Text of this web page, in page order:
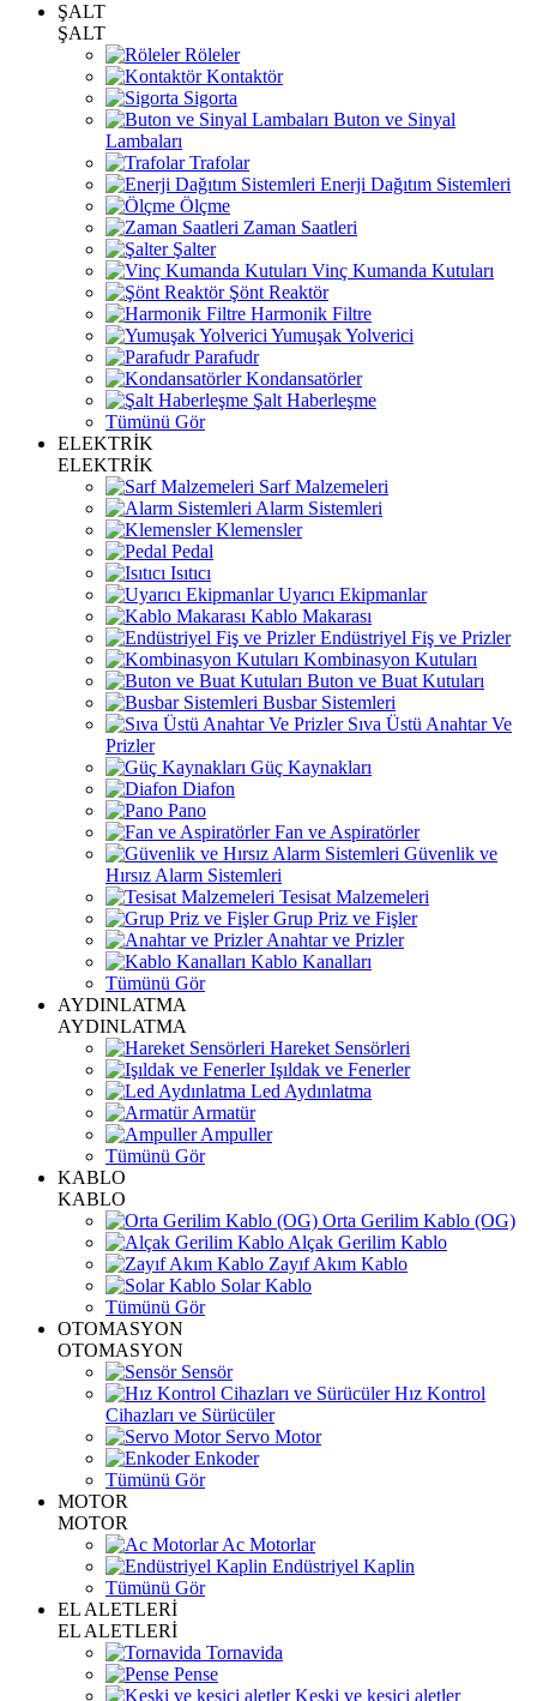
ŞALT
ŞALT
Röleler
Kontaktör
Sigorta
Buton ve Sinyal
Lambaları
Trafolar
Enerji Dağıtım Sistemleri
Ölçme
Zaman Saatleri
Şalter
Vinç Kumanda Kutuları
Şönt Reaktör
Harmonik Filtre
Yumuşak Yolverici
Parafudr
Kondansatörler
Şalt Haberleşme
Tümünü Gör
ELEKTRİK
ELEKTRİK
Sarf Malzemeleri
Alarm Sistemleri
Klemensler
Pedal
Isıtıcı
Uyarıcı Ekipmanlar
Kablo Makarası
Endüstriyel Fiş ve Prizler
Kombinasyon Kutuları
Buton ve Buat Kutuları
Busbar Sistemleri
Sıva Üstü Anahtar Ve
Prizler
Güç Kaynakları
Diafon
Pano
Fan ve Aspiratörler
Güvenlik ve
Hırsız Alarm Sistemleri
Tesisat Malzemeleri
Grup Priz ve Fişler
Anahtar ve Prizler
Kablo Kanalları
Tümünü Gör
AYDINLATMA
AYDINLATMA
Hareket Sensörleri
Işıldak ve Fenerler
Led Aydınlatma
Armatür
Ampuller
Tümünü Gör
KABLO
KABLO
Orta Gerilim Kablo (OG)
Alçak Gerilim Kablo
Zayıf Akım Kablo
Solar Kablo
Tümünü Gör
OTOMASYON
OTOMASYON
Sensör
Hız Kontrol
Cihazları ve Sürücüler
Servo Motor
Enkoder
Tümünü Gör
MOTOR
MOTOR
Ac Motorlar
Endüstriyel Kaplin
Tümünü Gör
EL ALETLERİ
EL ALETLERİ
Tornavida
Pense
Keski ve kesici aletler